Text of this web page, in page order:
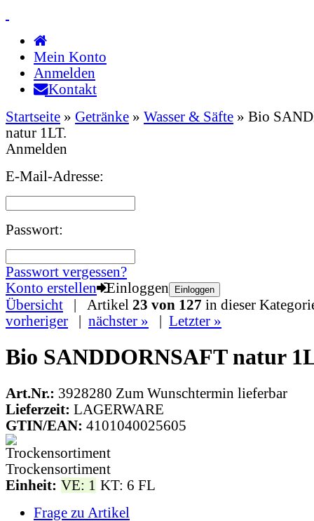
Mein Konto
Anmelden
Kontakt
Startseite » Getränke » Wasser & Säfte » Bio
natur 1LT.
Anmelden
E-Mail-Adresse:
Passwort:
Passwort vergessen?
Konto erstellen
Einloggen Einloggen
Übersicht | Artikel 23 von 127 in dieser
vorheriger
nächster » Letzter »
Bio SANDDORNSAFT natur
Art.Nr.: 3928280 Zum Wunschtermin lieferbar
Lieferzeit: LAGERWARE
GTIN/EAN: 4101040025605
Trockensortiment
Einheit: VE: 1 KT: 6 FL
Frage zu Artikel